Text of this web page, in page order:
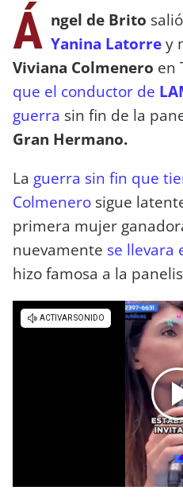
Á ngel de Brito
Yanina Latorrey
Viviana Colmenero en
que el conductor de
guerra sin fin de la
Gran Hermano.
La guerra sin fin que
Colmenero sigue
primera mujer
nuevamente se llevara
hizo famosa a la